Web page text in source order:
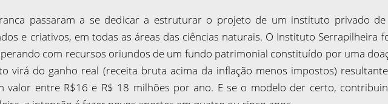
passaram a se dedicar a estruturar o projeto de um instituto privado de
e criativos, em todas as áreas das ciências naturais. O Instituto Serrapilheira
com recursos oriundos de um fundo patrimonial constituído por uma
virá do ganho real (receita bruta acima da inflação menos impostos)
valor entre R$16 e R$ 18 milhões por ano. E se o modelo der certo,